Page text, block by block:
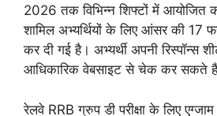
2026 तक विभिन्न शिफ्टों में आयोजित
शामिल अभ्यर्थियों के लिए आंसर की 17
कर दी गई है। अभ्यर्थी अपनी रिस्पॉन्स
आधिकारिक वेबसाइट से चेक कर सकते
रेलवे RRB ग्रुप डी परीक्षा के लिए